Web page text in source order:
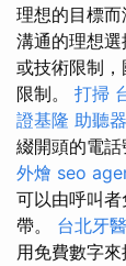
理想的目標
溝通的理想選
或技術限制
限制。 打掃
證基隆 助聽器
綴開頭的電
外燴 seo
可以由呼叫
帶。 台北牙
用免費數字